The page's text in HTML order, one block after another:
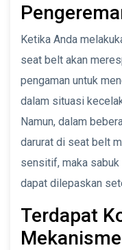
Ketika Anda
seat belt akan
pengaman untuk
dalam situasi
Namun, dalam
darurat di seat belt
sensitif, maka
dapat dilepaskan
Terdapat